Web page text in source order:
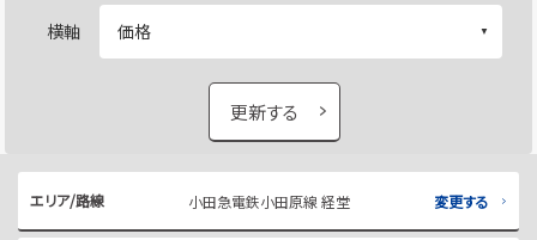
横軸
更新する
エリア/路線 小田急電鉄小田原線 経堂 変更する